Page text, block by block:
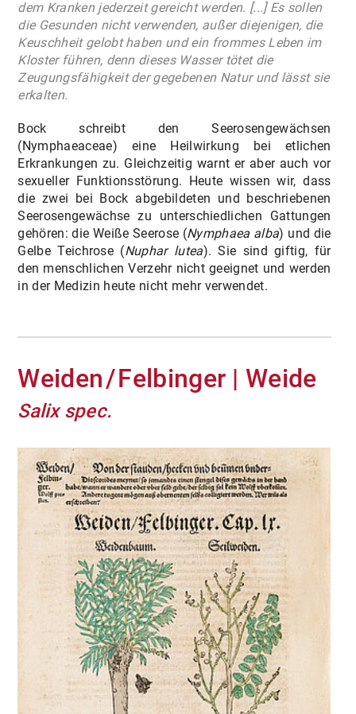
dem Kranken jederzeit gereicht werden. [...] Es sollen
die Gesunden nicht verwenden, außer diejenigen, die
Keuschheit gelobt haben und ein frommes Leben im
Kloster führen, denn dieses Wasser tötet die
Zeugungsfähigkeit der gegebenen Natur und lässt sie
erkalten.
Bock schreibt den Seerosengewächsen
(Nymphaeaceae) eine Heilwirkung bei etlichen
Erkrankungen zu. Gleichzeitig warnt er aber auch vor
sexueller Funktionsstörung. Heute wissen wir, dass
die zwei bei Bock abgebildeten und beschriebenen
Seerosengewächse zu unterschiedlichen Gattungen
gehören: die Weiße Seerose (Nymphaea alba) und die
Gelbe Teichrose (Nuphar lutea). Sie sind giftig, für
den menschlichen Verzehr nicht geeignet und werden
in der Medizin heute nicht mehr verwendet.
Weiden / Felbinger | Weide
Salix spec.